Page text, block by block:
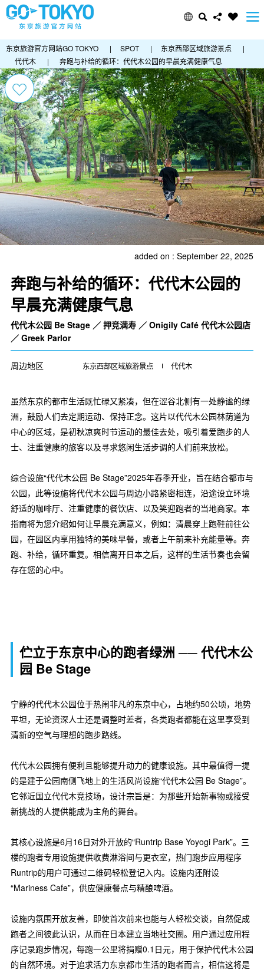
东京旅游官方网站GO TOKYO | SPOT | 东京西部区域旅游景点
|
代代木
| 奔跑与补给的循环：代代木公园的早晨充满健康气息
added on : September 22, 2025
奔跑与补给的循环：代代木公园的
早晨充满健康气息
代代木公园 Be Stage ／ 押竞满寿 ／ Onigily Café 代代木公园店
／ Greek Parlor
周边地区 东京西部区域旅游景点 代代木
虽然东京的都市生活既忙碌又紧凑，但在涩谷北侧有一处静谧的绿
洲，鼓励人们去定期运动、保持正念。这片以代代木公园林荫道为
中心的区域，是初秋凉爽时节运动的最佳去处，吸引着爱跑步的人
士、注重健康的旅客以及寻求悠闲生活步调的人们前来放松。
综合设施“代代木公园 Be Stage”2025年春季开业，旨在结合都市与
公园，此等设施将代代木公园与周边小路紧密相连，沿途设立环境
舒适的咖啡厅、注重健康的餐饮店、以及笑迎跑者的当地商家。本
指南将为您介绍如何让早晨充满意义，例如：清晨穿上跑鞋前往公
园，在园区内享用独特的美味早餐，或者上午前来补充能量等。奔
跑、补给，循环重复。相信离开日本之后，这样的生活节奏也会留
存在您的心中。
伫立于东京中心的跑者绿洲 ── 代代木公
园 Be Stage
宁静的代代木公园位于热闹非凡的东京中心，占地约50公顷，地势
平坦，无论资深人士还是调整时差者，各类跑者都能在这里享受到
清新的空气与理想的跑步路线。
代代木公园拥有便利且能够提升动力的健康设施。其中最值得一提
的是建于公园南侧飞地上的生活风尚设施“代代木公园 Be Stage”。
它邻近国立代代木竞技场，设计宗旨是：为那些开始新事物或接受
新挑战的人提供能成为主角的舞台。
其核心设施是6月16日对外开放的“Runtrip Base Yoyogi Park”。三
楼的跑者专用设施提供收费淋浴间与更衣室，热门跑步应用程序
Runtrip的用户可通过二维码轻松登记入内。设施内还附设
“Mariness Cafe”，供应健康餐点与精酿啤酒。
设施内氛围开放友善，即使首次前来也能与人轻松交谈，自然促成
跑者之间彼此认识，从而在日本建立当地社交圈。用户通过应用程
序记录跑步情况，每跑一公里将捐赠0.1日元，用于保护代代木公园
的自然环境。对于追求活力东京都市生活的跑者而言，相信这将是